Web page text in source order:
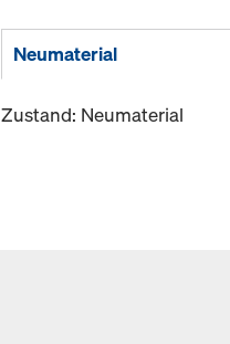
Neumaterial
Zustand: Neumaterial